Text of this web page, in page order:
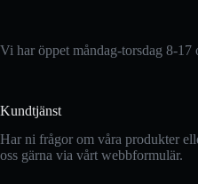
Vi har öppet måndag-torsdag 8-17
Kundtjänst
Har ni frågor om våra produkter
oss gärna via vårt webbformulär.